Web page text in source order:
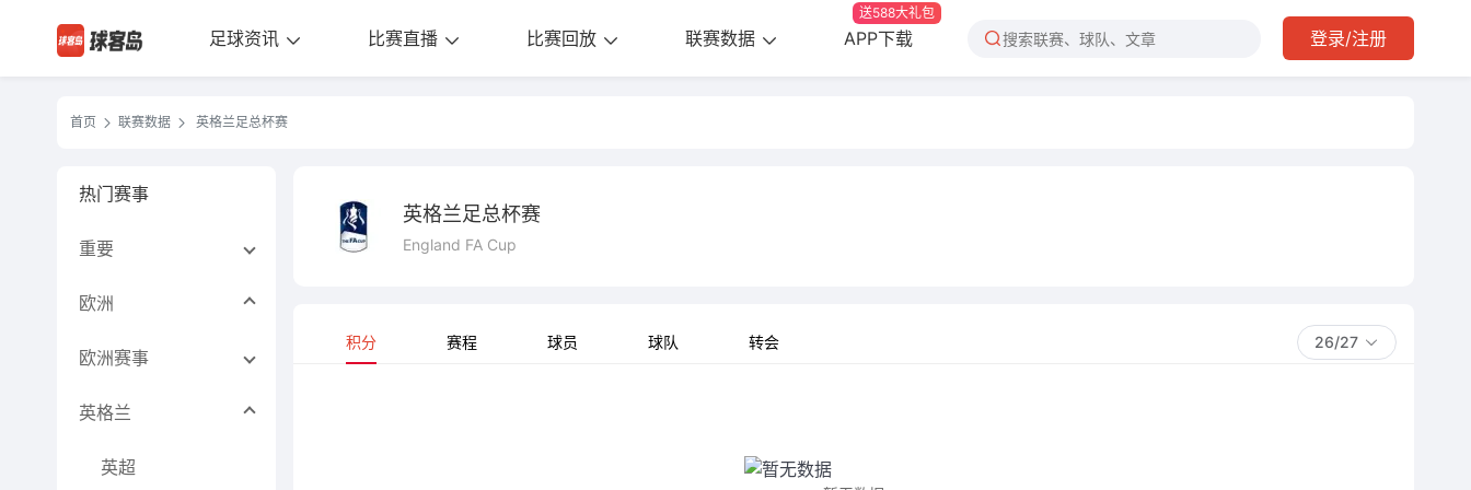
足球资讯 比赛直播 比赛回放 联赛数据 APP下载
送588大礼包
登录/注册
首页 联赛数据 英格兰足总杯赛
热门赛事
重要
欧洲
欧洲赛事
英格兰
英超
英格兰足总杯赛
England FA Cup
积分 赛程 球员 球队 转会 26/27